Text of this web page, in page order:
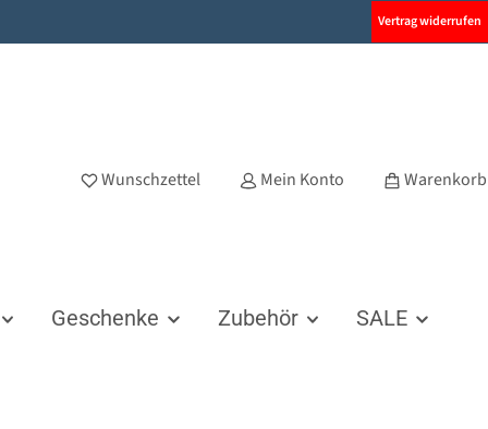
Vertrag widerrufen
Wunschzettel Mein Konto Warenkorb
Geschenke Zubehör SALE